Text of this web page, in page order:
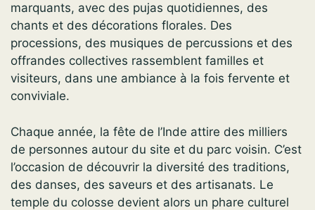
marquants, avec des pujas quotidiennes, des
chants et des décorations florales. Des
processions, des musiques de percussions et des
offrandes collectives rassemblent familles et
visiteurs, dans une ambiance à la fois fervente et
conviviale.
Chaque année, la fête de l’Inde attire des milliers
de personnes autour du site et du parc voisin. C’est
l’occasion de découvrir la diversité des traditions,
des danses, des saveurs et des artisanats. Le
temple du colosse devient alors un phare culturel